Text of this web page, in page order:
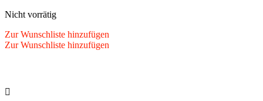
Nicht vorrätig
Zur Wunschliste hinzufügen
Zur Wunschliste hinzufügen
